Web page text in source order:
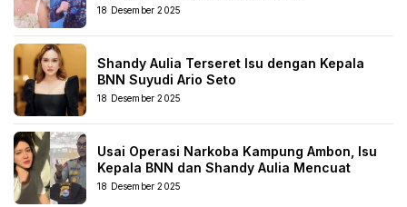
18 Desember 2025
Shandy Aulia Terseret Isu dengan Kepala
BNN Suyudi Ario Seto
18 Desember 2025
Usai Operasi Narkoba Kampung Ambon, Isu
Kepala BNN dan Shandy Aulia Mencuat
18 Desember 2025